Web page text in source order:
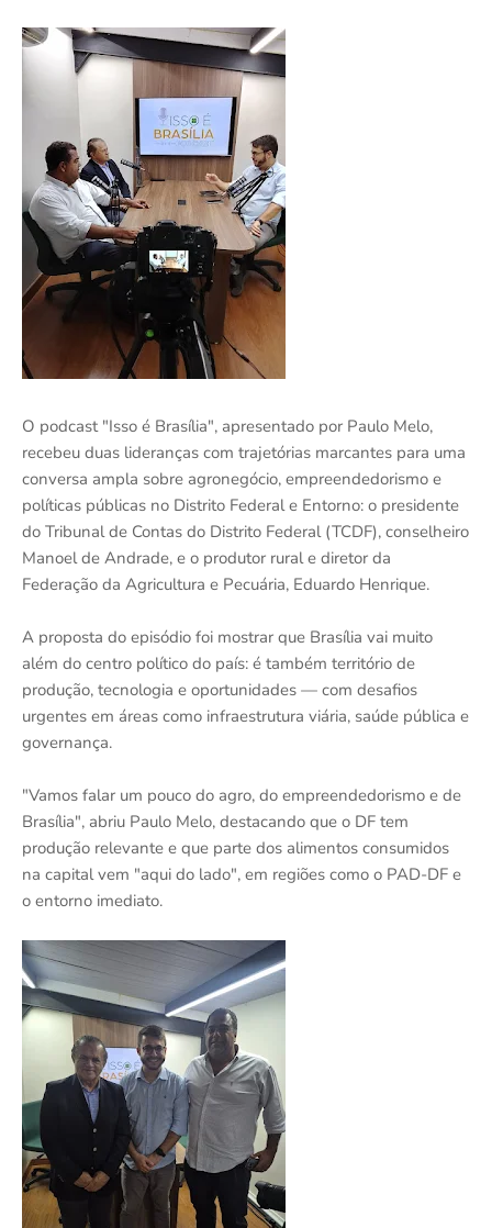
O podcast "Isso é Brasília", apresentado por Paulo Melo,
recebeu duas lideranças com trajetórias marcantes para uma
conversa ampla sobre agronegócio, empreendedorismo e
políticas públicas no Distrito Federal e Entorno: o presidente
do Tribunal de Contas do Distrito Federal (TCDF), conselheiro
Manoel de Andrade, e o produtor rural e diretor da
Federação da Agricultura e Pecuária, Eduardo Henrique.
A proposta do episódio foi mostrar que Brasília vai muito
além do centro político do país: é também território de
produção, tecnologia e oportunidades — com desafios
urgentes em áreas como infraestrutura viária, saúde pública e
governança.
"Vamos falar um pouco do agro, do empreendedorismo e de
Brasília", abriu Paulo Melo, destacando que o DF tem
produção relevante e que parte dos alimentos consumidos
na capital vem "aqui do lado", em regiões como o PAD-DF e
o entorno imediato.